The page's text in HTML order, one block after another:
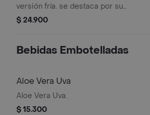
versión fría. se destaca por su
refrescancia y el reconocido sabor
$ 24.900
Bebidas Embotelladas
Aloe Vera Uva
Aloe Vera Uva.
$ 15.300